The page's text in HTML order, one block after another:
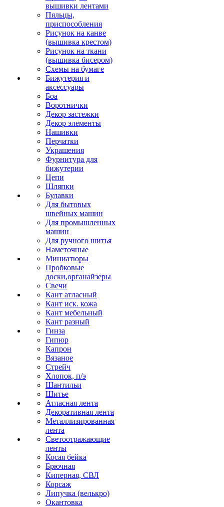
вышивки лентами
Пяльцы,
приспособления
Рисунок на канве
(вышивка крестом)
Рисунок на ткани
(вышивка бисером)
Схемы на бумаге
Бижутерия и
аксессуары
Боа
Воротнички
Декор застежки
Декор элементы
Нашивки
Перчатки
Украшения
Фурнитура для
бижутерии
Цепи
Шляпки
Булавки
Для бытовых
швейных машин
Для промышленных
машин
Для ручного шитья
Наметочные
Миниатюры
Пробковые
доски,органайзеры
Свечи
Кант атласный
Кант иск. кожа
Кант мебельный
Кант разный
Гинза
Гипюр
Капрон
Вязаное
Стрейч
Хлопок, п/э
Шантильи
Шитье
Атласная лента
Декоративная лента
Металлизированная
лента
Светоотражающие
ленты
Косая бейка
Брючная
Киперная, СВЛ
Корсаж
Липучка (велькро)
Окантовка